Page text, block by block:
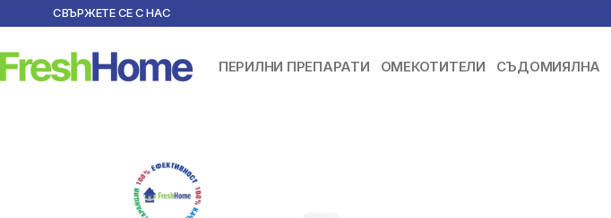
СВЪРЖЕТЕ СЕ С НАС
ПЕРИЛНИ ПРЕПАРАТИ ОМЕКОТИТЕЛИ СЪДОМИЯЛНА